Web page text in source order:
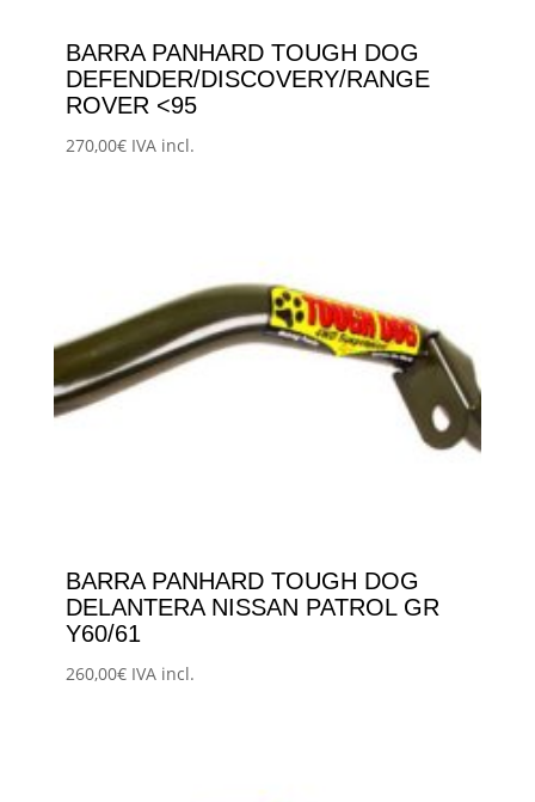
BARRA PANHARD TOUGH DOG
DEFENDER/DISCOVERY/RANGE
ROVER <95
270,00€ IVA incl.
BARRA PANHARD TOUGH DOG
DELANTERA NISSAN PATROL GR
Y60/61
260,00€ IVA incl.